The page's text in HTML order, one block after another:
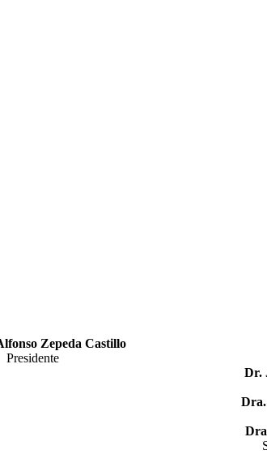
Zepeda Castillo
Presidente
Dr.